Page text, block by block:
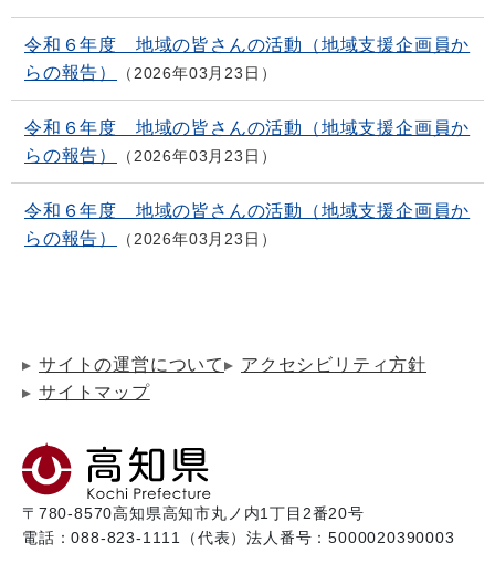
令和６年度 地域の皆さんの活動（地域支援企画員か
らの報告）
2026年03月23日
令和６年度 地域の皆さんの活動（地域支援企画員か
らの報告）
2026年03月23日
令和６年度 地域の皆さんの活動（地域支援企画員か
らの報告）
2026年03月23日
サイトの運営について
アクセシビリティ方針
サイトマップ
〒780-8570高知県高知市丸ノ内1丁目2番20号
電話：088-823-1111（代表）法人番号：5000020390003